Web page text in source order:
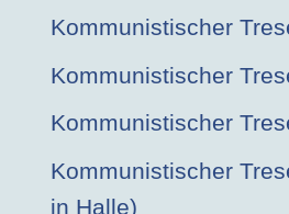
Kommunistischer
Kommunistischer
Kommunistischer
Kommunistischer
in Halle)